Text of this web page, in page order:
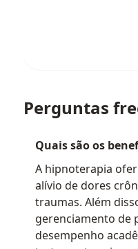
Perguntas
Quais são os
A hipnoterapia
alívio de dores
traumas. Além
gerenciamento de
desempenho